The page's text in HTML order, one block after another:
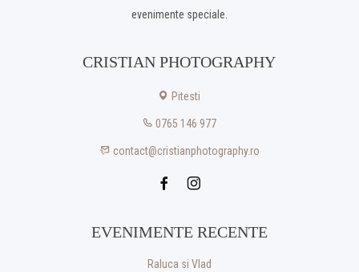
evenimente speciale.
CRISTIAN PHOTOGRAPHY
Pitesti
0765 146 977
contact@cristianphotography.ro
EVENIMENTE RECENTE
Raluca si Vlad